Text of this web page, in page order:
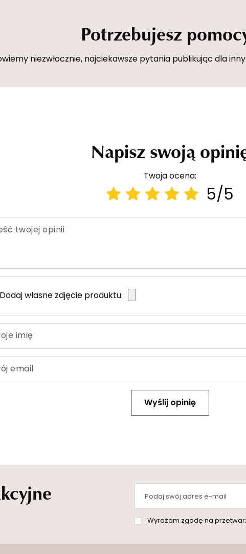
Potrzebujesz
niezwłocznie, najciekawsze pytania publikując dla
Napisz swoją
Twoja ocena:
5/5
twojej opinii
Dodaj własne zdjęcie produktu:
imię
email
Wyślij opinię
Podaj swój adres e-mail
Wyrażam zgodę na przetwarzanie moich danych